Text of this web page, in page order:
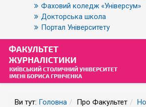
Фаховий коледж «Універсум»
Докторська школа
Портал Університету
Ви тут: Головна Про Факультет